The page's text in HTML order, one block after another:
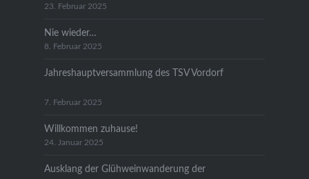
23. Februar 2025
Nie wieder…
8. Februar 2025
Jahreshauptversammlung des TSV Vordorf
7. Februar 2025
Willkommen zuhause!
24. Januar 2025
Ausklang der Glühweinwanderung der